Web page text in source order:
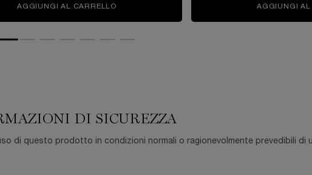
AGGIUNGI AL CARRELLO LASH IDÔLE FLUTTER EXTENSION MASCARA
AGGIUNGI AL
DI SICUREZZA
di questo prodotto in condizioni normali o ragionevolmente prevedibili di